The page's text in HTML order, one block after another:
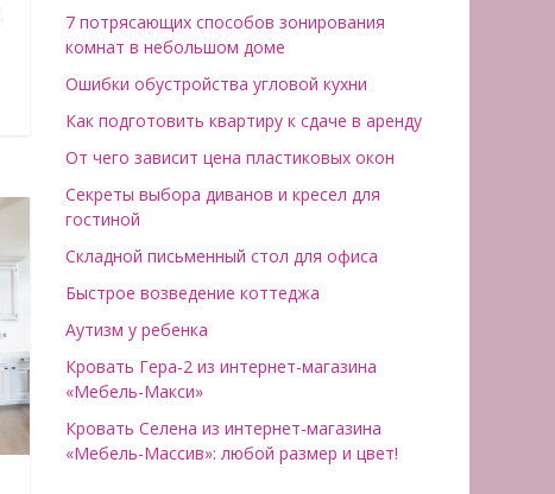
7 потрясающих способов зонирования
комнат в небольшом доме
Ошибки обустройства угловой кухни
Как подготовить квартиру к сдаче в аренду
От чего зависит цена пластиковых окон
Секреты выбора диванов и кресел для
гостиной
Складной письменный стол для офиса
Быстрое возведение коттеджа
Аутизм у ребенка
Кровать Гера-2 из интернет-магазина
«Мебель-Макси»
Кровать Селена из интернет-магазина
«Мебель-Массив»: любой размер и цвет!